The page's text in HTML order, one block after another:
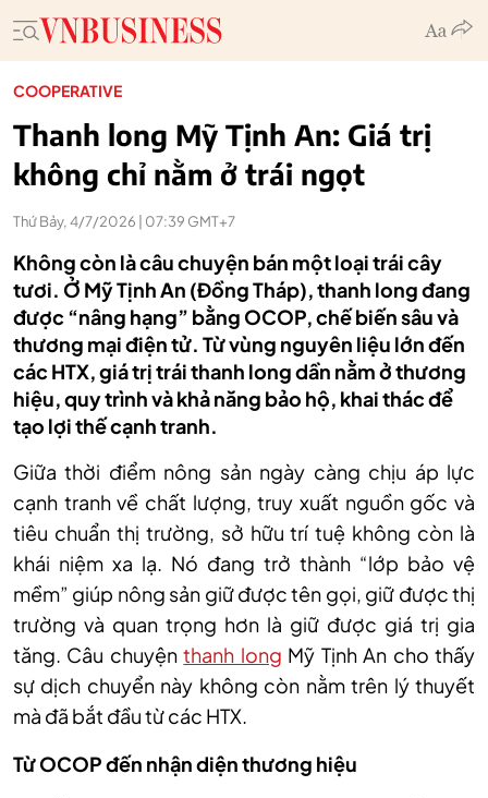
COOPERATIVE
Thanh long Mỹ Tịnh An: Giá trị
không chỉ nằm ở trái ngọt
Thứ Bảy, 4/7/2026 | 07:39 GMT+7
Không còn là câu chuyện bán một loại trái cây
tươi. Ở Mỹ Tịnh An (Đồng Tháp), thanh long đang
được “nâng hạng” bằng OCOP, chế biến sâu và
thương mại điện tử. Từ vùng nguyên liệu lớn đến
các HTX, giá trị trái thanh long dần nằm ở thương
hiệu, quy trình và khả năng bảo hộ, khai thác để
tạo lợi thế cạnh tranh.
Giữa thời điểm nông sản ngày càng chịu áp lực
cạnh tranh về chất lượng, truy xuất nguồn gốc và
tiêu chuẩn thị trường, sở hữu trí tuệ không còn là
khái niệm xa lạ. Nó đang trở thành “lớp bảo vệ
mềm” giúp nông sản giữ được tên gọi, giữ được thị
trường và quan trọng hơn là giữ được giá trị gia
tăng. Câu chuyệnthanh long Mỹ Tịnh An cho thấy
sự dịch chuyển này không còn nằm trên lý thuyết
mà đã bắt đầu từ các HTX.
Từ OCOP đến nhận diện thương hiệu